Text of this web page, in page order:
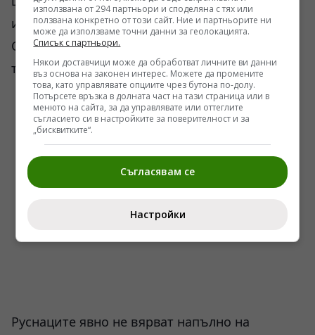
и управлява мрежата.
Само че в западната версия голяма част от
това трябва да се решава софтуерно.
Руснаците явно не вярват напълно на
използвана от 294 партньори и споделяна с тях или
ползвана конкретно от този сайт. Ние и партньорите ни
може да използваме точни данни за геолокацията.
Списък с партньори.
Някои доставчици може да обработват личните ви данни
въз основа на законен интерес. Можете да промените
това, като управлявате опциите чрез бутона по-долу.
Потърсете връзка в долната част на тази страница или в
менюто на сайта, за да управлявате или оттеглите
съгласието си в настройките за поверителност и за
„бисквитките“.
Съгласявам се
Настройки